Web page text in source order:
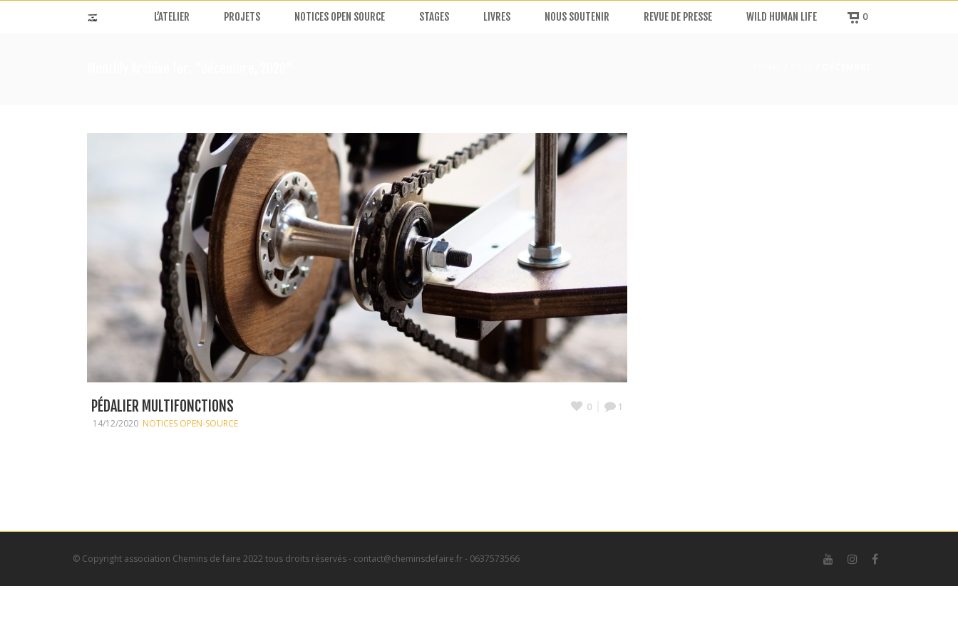
L’ATELIER PROJETS NOTICES OPEN SOURCE STAGES LIVRES NOUS SOUTENIR REVUE DE PRESSE WILD HUMAN LIFE 0
PÉDALIER MULTIFONCTIONS 1
0
14/12/2020 NOTICES OPEN-SOURCE
© Copyright association Chemins de faire 2022 tous droits réservés - contact@cheminsdefaire.fr - 0637573566